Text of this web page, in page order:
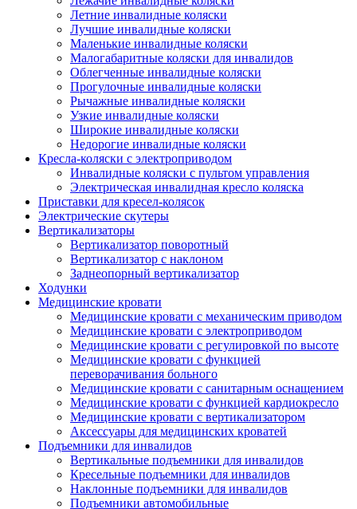
Летние инвалидные коляски
Лучшие инвалидные коляски
Маленькие инвалидные коляски
Малогабаритные коляски для инвалидов
Облегченные инвалидные коляски
Прогулочные инвалидные коляски
Рычажные инвалидные коляски
Узкие инвалидные коляски
Широкие инвалидные коляски
Недорогие инвалидные коляски
Кресла-коляски с электроприводом
Инвалидные коляски с пультом управления
Электрическая инвалидная кресло коляска
Приставки для кресел-колясок
Электрические скутеры
Вертикализаторы
Вертикализатор поворотный
Вертикализатор с наклоном
Заднеопорный вертикализатор
Ходунки
Медицинские кровати
Медицинские кровати с механическим приводом
Медицинские кровати с электроприводом
Медицинские кровати с регулировкой по высоте
Медицинские кровати с функцией
переворачивания больного
Медицинские кровати с санитарным оснащением
Медицинские кровати с функцией кардиокресло
Медицинские кровати с вертикализатором
Аксессуары для медицинских кроватей
Подъемники для инвалидов
Вертикальные подъемники для инвалидов
Кресельные подъемники для инвалидов
Наклонные подъемники для инвалидов
Подъемники автомобильные